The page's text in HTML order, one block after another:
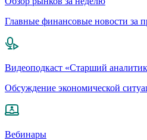
Главные финансовые новости за
Видеоподкаст «Старший
Обсуждение экономической
Вебинары